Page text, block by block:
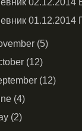
02.12.2014
01.12.2014
(5)
(12)
(12)
(4)
(2)